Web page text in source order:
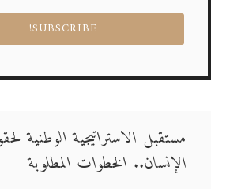
مستقبل الاستراتيجية الوطنية
الإنسان.. الخطوات المطلوبة